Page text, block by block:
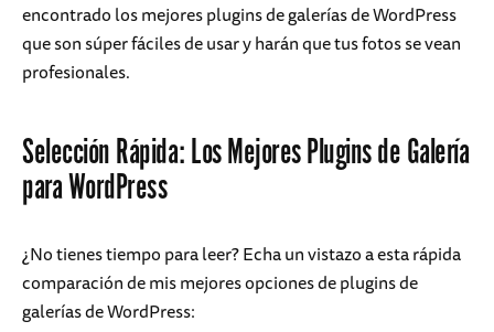
encontrado los mejores plugins de galerías de WordPress
que son súper fáciles de usar y harán que tus fotos se vean
profesionales.
Selección Rápida: Los Mejores Plugins de Galería
para WordPress
¿No tienes tiempo para leer? Echa un vistazo a esta rápida
comparación de mis mejores opciones de plugins de
galerías de WordPress: